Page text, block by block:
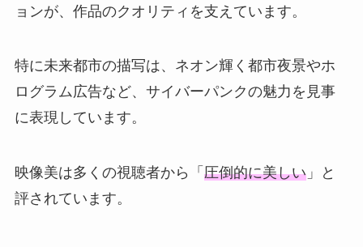
ョンが、作品のクオリティを支えています。
特に未来都市の描写は、ネオン輝く都市夜景やホ
ログラム広告など、サイバーパンクの魅力を見事
に表現しています。
映像美は多くの視聴者から「 圧倒的に美しい」と
評されています。